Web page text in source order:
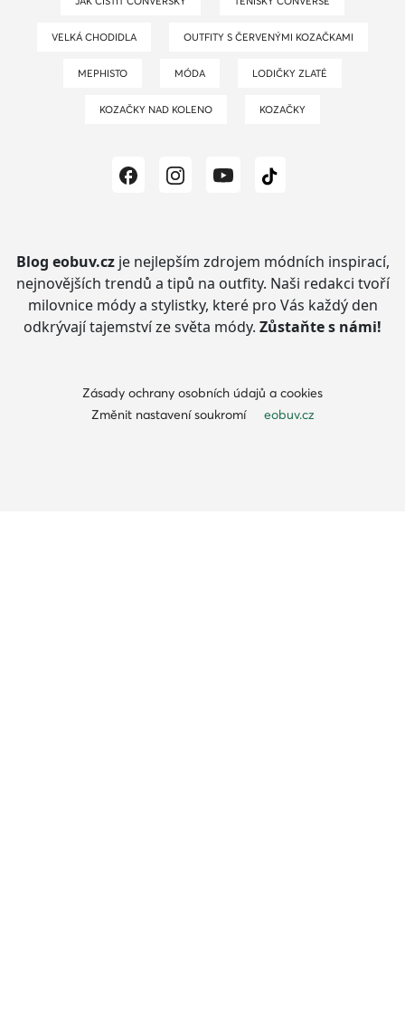
VELKÁ CHODIDLA OUTFITY S ČERVENÝMI KOZAČKAMI
MEPHISTO MÓDA LODIČKY ZLATÉ
KOZAČKY NAD KOLENO KOZAČKY
Blog eobuv.czje nejlepším zdrojem módních inspirací,
nejnovějších trendů a tipů na outfity. Naši redakci tvoří
milovnice módy a stylistky, které pro Vás každý den
odkrývají tajemství ze světa módy. Zůstaňte s námi!
Zásady ochrany osobních údajů a cookies
Změnit nastavení soukromí
eobuv.cz